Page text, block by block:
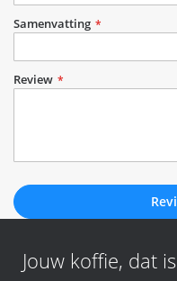
Samenvatting
Review
Jouw koffie, dat